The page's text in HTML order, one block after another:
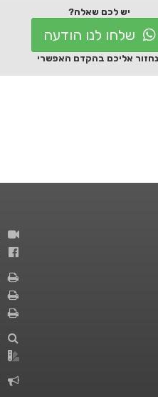
יש לכם שאלה?
שלחו לנו הודעה
אליכם בהקדם האפשרי